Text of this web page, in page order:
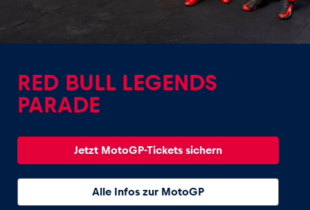
Events
Erlebnisse
Alle anzeigen
RED BULL LEGENDS
PARADE
Jetzt MotoGP-Tickets sichern
Alle Infos zur MotoGP